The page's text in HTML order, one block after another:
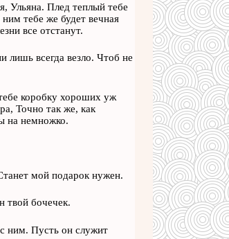
Ульяна. Плед теплый тебе
тебе же будет вечная
все отстанут.
лишь всегда везло. Чтоб не
коробку хороших уж
Точно так же, как
на немножко.
мой подарок нужен.
твой бочечек.
ним. Пусть он служит